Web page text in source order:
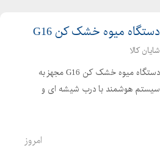
دستگاه میوه خشک کن G16
شایان کالا
دستگاه میوه خشک کن G16 مجهز به
سیستم هوشمند با درب شیشه ای و
قارچ ، گوشت ، کشک ، انگور برای تهیهامروز